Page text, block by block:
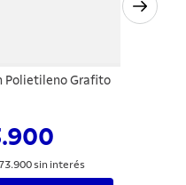
Polietileno Grafito
.900sin interés